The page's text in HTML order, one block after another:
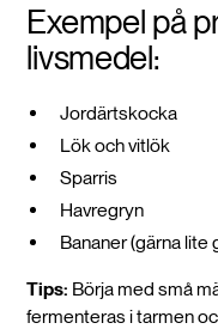
Exempel på
livsmedel:
Jordärtskocka
Lök och vitlök
Sparris
Havregryn
Bananer (gärna lite
Tips: Börja med små
fermenteras i tarmen